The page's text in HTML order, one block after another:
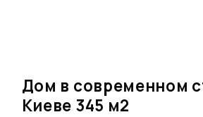
Дом в современном
Киеве 345 м2